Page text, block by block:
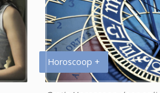
Horoscoop +